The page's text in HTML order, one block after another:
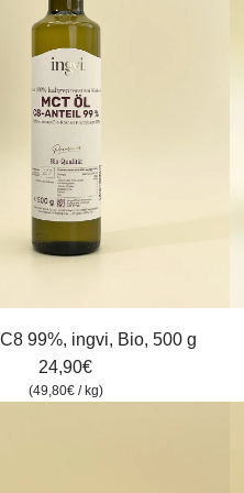
99%, ingvi, Bio, 500 g
24,90€
(49,80€ / kg)